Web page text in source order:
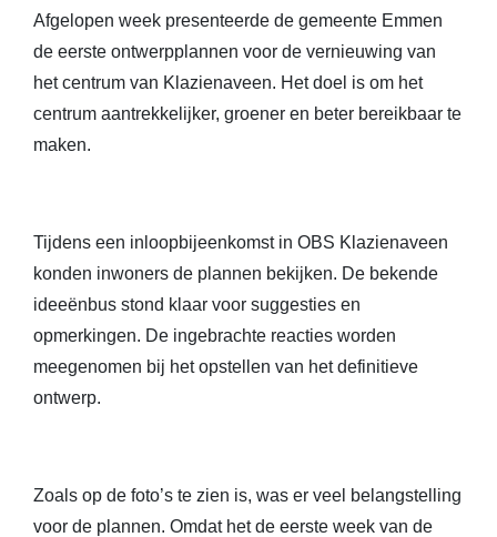
Afgelopen week presenteerde de gemeente Emmen
de eerste ontwerpplannen voor de vernieuwing van
het centrum van Klazienaveen. Het doel is om het
centrum aantrekkelijker, groener en beter bereikbaar te
maken.
Tijdens een inloopbijeenkomst in OBS Klazienaveen
konden inwoners de plannen bekijken. De bekende
ideeënbus stond klaar voor suggesties en
opmerkingen. De ingebrachte reacties worden
meegenomen bij het opstellen van het definitieve
ontwerp.
Zoals op de foto’s te zien is, was er veel belangstelling
voor de plannen. Omdat het de eerste week van de